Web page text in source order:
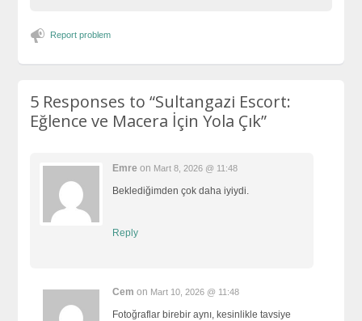
Report problem
5 Responses to“Sultangazi Escort:
Eğlence ve Macera İçin Yola Çık”
Emre on Mart 8, 2026 @ 11:48
Beklediğimden çok daha iyiydi.
Reply
Cem on Mart 10, 2026 @ 11:48
Fotoğraflar birebir aynı, kesinlikle tavsiye